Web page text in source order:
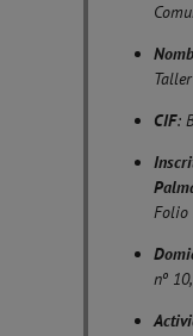
CIF:
Folio
nº